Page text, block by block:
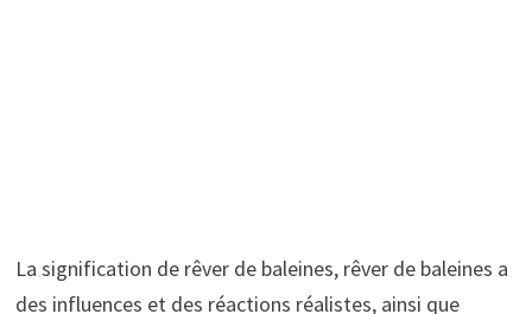
La signification de rêver de baleines, rêver de baleines a
des influences et des réactions réalistes, ainsi que